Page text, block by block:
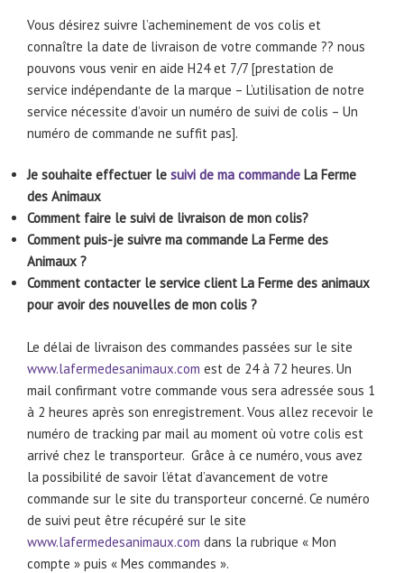
Vous désirez suivre l’acheminement de vos colis et
connaître la date de livraison de votre commande ?? nous
pouvons vous venir en aide H24 et 7/7 [prestation de
service indépendante de la marque – L’utilisation de notre
service nécessite d’avoir un numéro de suivi de colis – Un
numéro de commande ne suffit pas].
Je souhaite effectuer le suivi de ma commande La Ferme
des Animaux
Comment faire le suivi de livraison de mon colis?
Comment puis-je suivre ma commande La Ferme des
Animaux ?
Comment contacter le service client La Ferme des animaux
pour avoir des nouvelles de mon colis ?
Le délai de livraison des commandes passées sur le site
www.lafermedesanimaux.com est de 24 à 72 heures. Un
mail confirmant votre commande vous sera adressée sous 1
à 2 heures après son enregistrement. Vous allez recevoir le
numéro de tracking par mail au moment où votre colis est
arrivé chez le transporteur. Grâce à ce numéro, vous avez
la possibilité de savoir l’état d’avancement de votre
commande sur le site du transporteur concerné. Ce numéro
de suivi peut être récupéré sur le site
www.lafermedesanimaux.com dans la rubrique « Mon
compte » puis « Mes commandes ».